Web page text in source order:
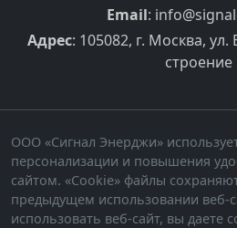
Email:
Адрес: 105082, г. Москва,
строение
ООО «Сигнал Энерджи»
персонализации и повышения
сайтом. «Cookie» файлы
предыдущем использовании веб-
использовать веб-сайт, вы даете